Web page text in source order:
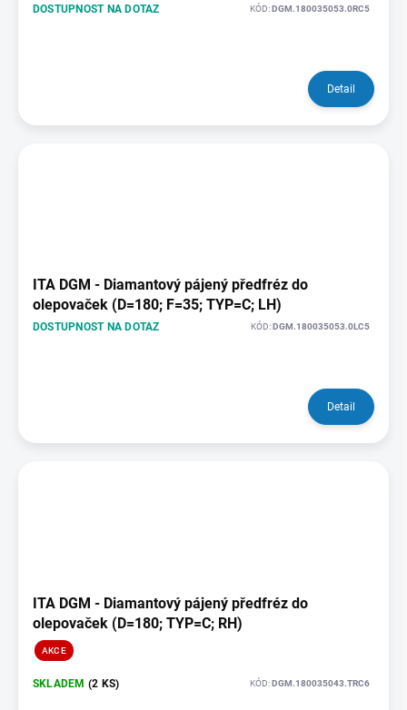
DOSTUPNOST NA DOTAZ KÓD:DGM.180035053.0RC5
Detail
ITA DGM - Diamantový pájený předfréz do
olepovaček (D=180; F=35; TYP=C; LH)
DOSTUPNOST NA DOTAZ KÓD:DGM.180035053.0LC5
Detail
ITA DGM - Diamantový pájený předfréz do
olepovaček (D=180; TYP=C; RH)
AKCE
SKLADEM (2 KS) KÓD:DGM.180035043.TRC6